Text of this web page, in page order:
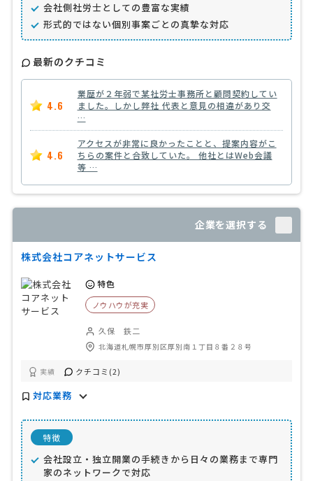
会社側社労士としての豊富な実績
形式的ではない個別事案ごとの真摯な対応
最新のクチコミ
4.6
業歴が２年弱で某社労士事務所と顧問契約してい
ました。しかし弊社 代表と意見の相違があり交
…
4.6
アクセスが非常に良かったことと、提案内容がこ
ちらの案件と合致していた。 他社とはWeb会議
等 …
企業を選択する
株式会社コアネットサービス
特色
ノウハウが充実
久保 鉄二
北海道札幌市厚別区厚別南１丁目８番２８号
実績 クチコミ(2)
対応業務
特徴
会社設立・独立開業の手続きから日々の業務まで専門
家のネットワークで対応